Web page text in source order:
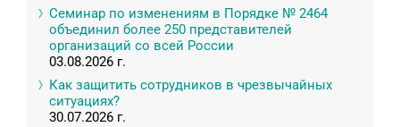
Семинар по изменениям в Порядке № 2464
объединил более 250 представителей
организаций со всей России
03.08.2026 г.
Как защитить сотрудников в чрезвычайных
ситуациях?
30.07.2026 г.